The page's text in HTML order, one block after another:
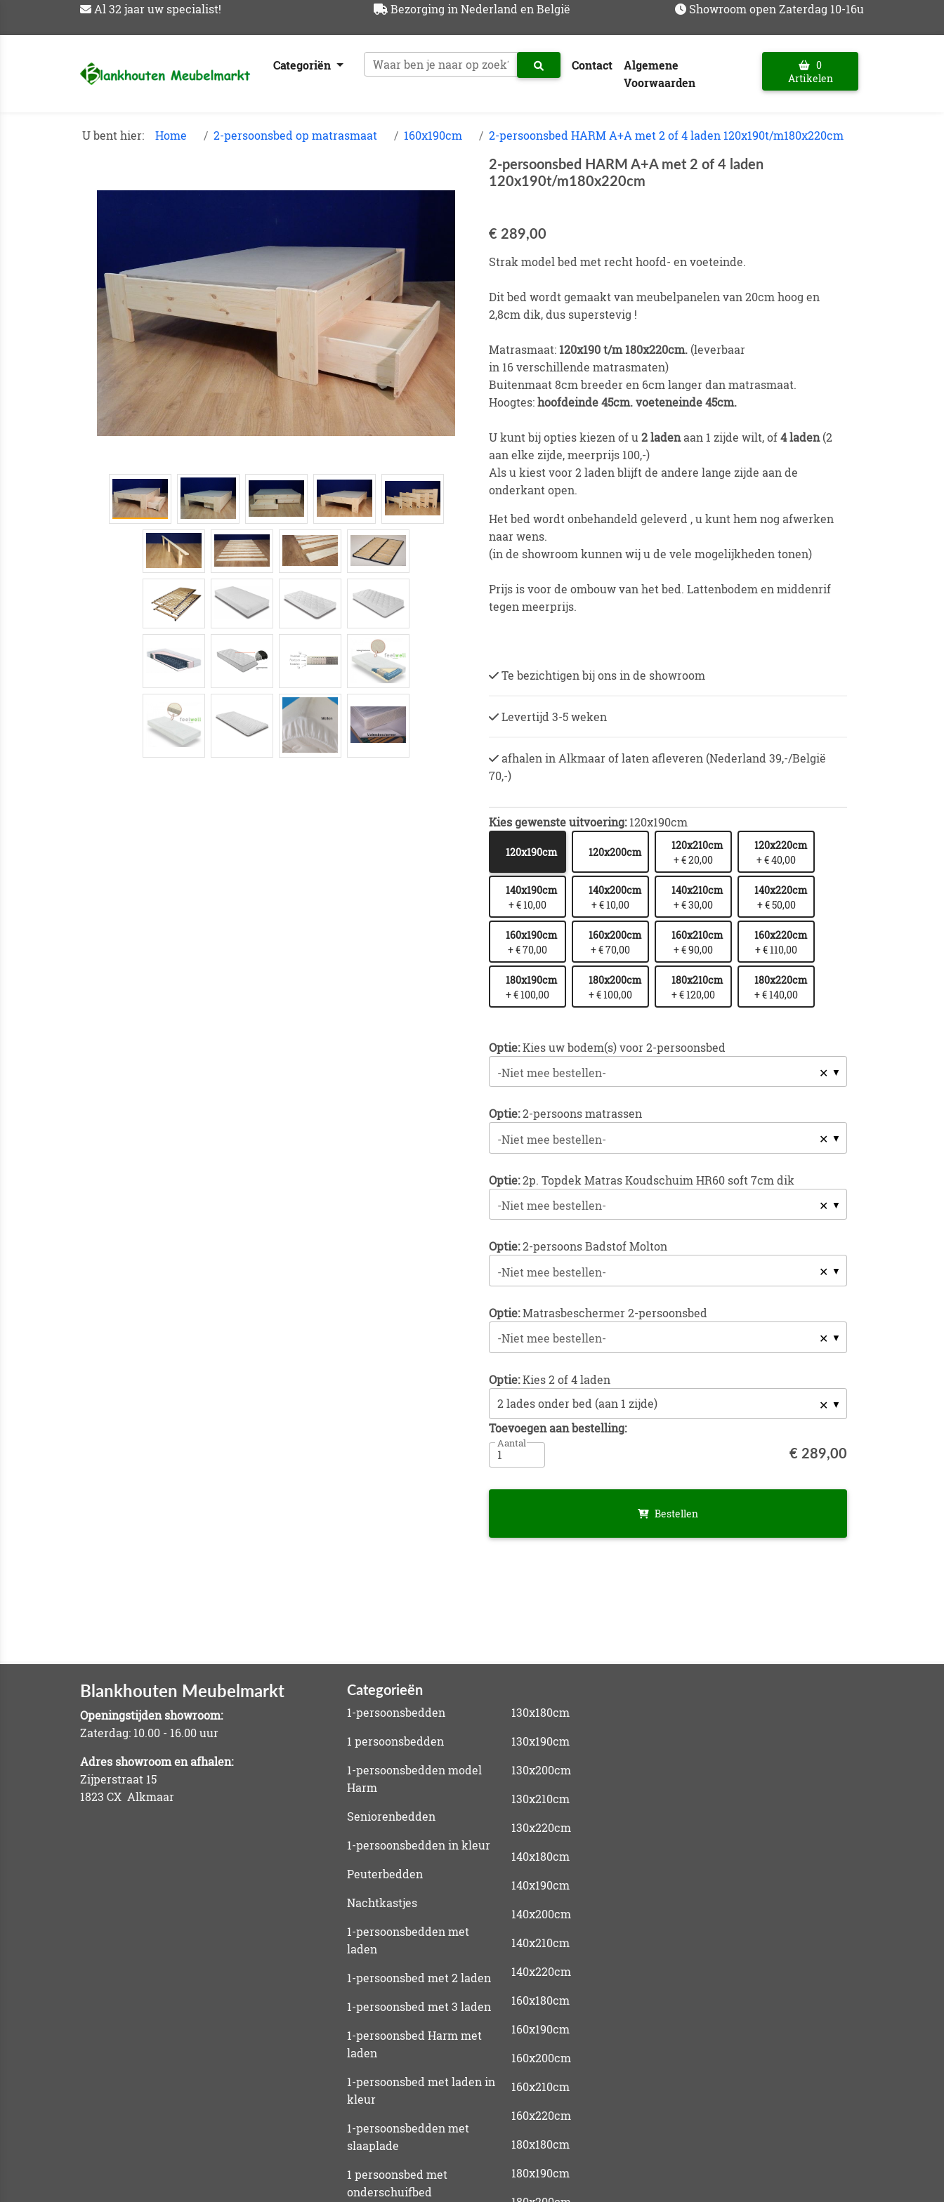
Al 32 jaar uw specialist! Bezorging in Nederland en België Showroom open Zaterdag 10-16u
Categoriën Contact
Algemene
Voorwaarden
0
Artikelen
U bent hier: Home 2-persoonsbed op matrasmaat 160x190cm 2-persoonsbed HARM A+A met 2 of 4 laden 120x190t/m180x220cm
2-persoonsbed HARM A+A met 2 of 4 laden
120x190t/m180x220cm
€ 289,00
Strak model bed met recht hoofd- en voeteinde.
Dit bed wordt gemaakt van meubelpanelen van 20cm hoog en
2,8cm dik, dus superstevig !
Matrasmaat: 120x190 t/m 180x220cm. (leverbaar
in 16 verschillende matrasmaten)
Buitenmaat 8cm breeder en 6cm langer dan matrasmaat.
Hoogtes:hoofdeinde 45cm. voeteneinde 45cm.
U kunt bij opties kiezen of u 2 ladenaan 1 zijde wilt, of4 laden(2
aan elke zijde, meerprijs 100,-)
Als u kiest voor 2 laden blijft de andere lange zijde aan de
onderkant open.
Het bed wordt onbehandeld geleverd , u kunt hem nog afwerken
naar wens.
(in de showroom kunnen wij u de vele mogelijkheden tonen)
Prijs is voor de ombouw van het bed. Lattenbodem en middenrif
tegen meerprijs.
Te bezichtigen bij ons in de showroom
Levertijd 3-5 weken
afhalen in Alkmaar of laten afleveren (Nederland 39,-/België
70,-)
Kies gewenste uitvoering: 120x190cm
120x190cm 120x200cm
120x210cm
+ € 20,00
120x220cm
+ € 40,00
140x190cm
+ € 10,00
140x200cm
+ € 10,00
140x210cm
+ € 30,00
140x220cm
+ € 50,00
160x190cm
+ € 70,00
160x200cm
+ € 70,00
160x210cm
+ € 90,00
160x220cm
+ € 110,00
180x190cm
+ € 100,00
180x200cm
+ € 100,00
180x210cm
+ € 120,00
180x220cm
+ € 140,00
Optie:Kies uw bodem(s) voor 2-persoonsbed
✕
-Niet mee bestellen-
Optie:2-persoons matrassen
✕
-Niet mee bestellen-
Optie:2p. Topdek Matras Koudschuim HR60 soft 7cm dik
✕
-Niet mee bestellen-
Optie:2-persoons Badstof Molton
✕
-Niet mee bestellen-
Optie:Matrasbeschermer 2-persoonsbed
✕
-Niet mee bestellen-
Optie:Kies 2 of 4 laden
✕
Toevoegen aan bestelling:
Aantal
€ 289,00
Bestellen
Blankhouten Meubelmarkt
Openingstijden showroom:
Zaterdag: 10.00 - 16.00 uur
Adres showroom en afhalen:
Zijperstraat 15
1823 CX Alkmaar
Categorieën
1-persoonsbedden
1 persoonsbedden
1-persoonsbedden model
Harm
Seniorenbedden
1-persoonsbedden in kleur
Peuterbedden
Nachtkastjes
1-persoonsbedden met
laden
1-persoonsbed met 2 laden
1-persoonsbed met 3 laden
1-persoonsbed Harm met
laden
1-persoonsbed met laden in
kleur
1-persoonsbedden met
slaaplade
1 persoonsbed met
onderschuifbed
130x180cm
130x190cm
130x200cm
130x210cm
130x220cm
140x180cm
140x190cm
140x200cm
140x210cm
140x220cm
160x180cm
160x190cm
160x200cm
160x210cm
160x220cm
180x180cm
180x190cm